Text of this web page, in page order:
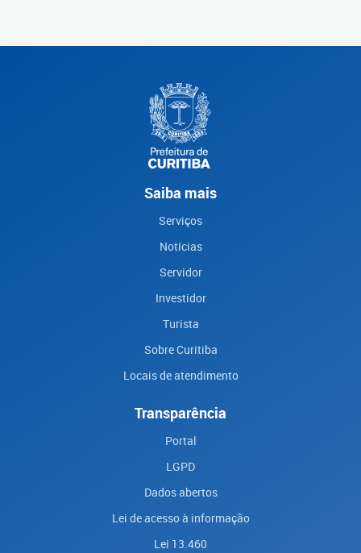
Saiba mais
Serviços
Notícias
Servidor
Investidor
Turista
Sobre Curitiba
Locais de atendimento
Transparência
Portal
LGPD
Dados abertos
Lei de acesso à informação
Lei 13.460